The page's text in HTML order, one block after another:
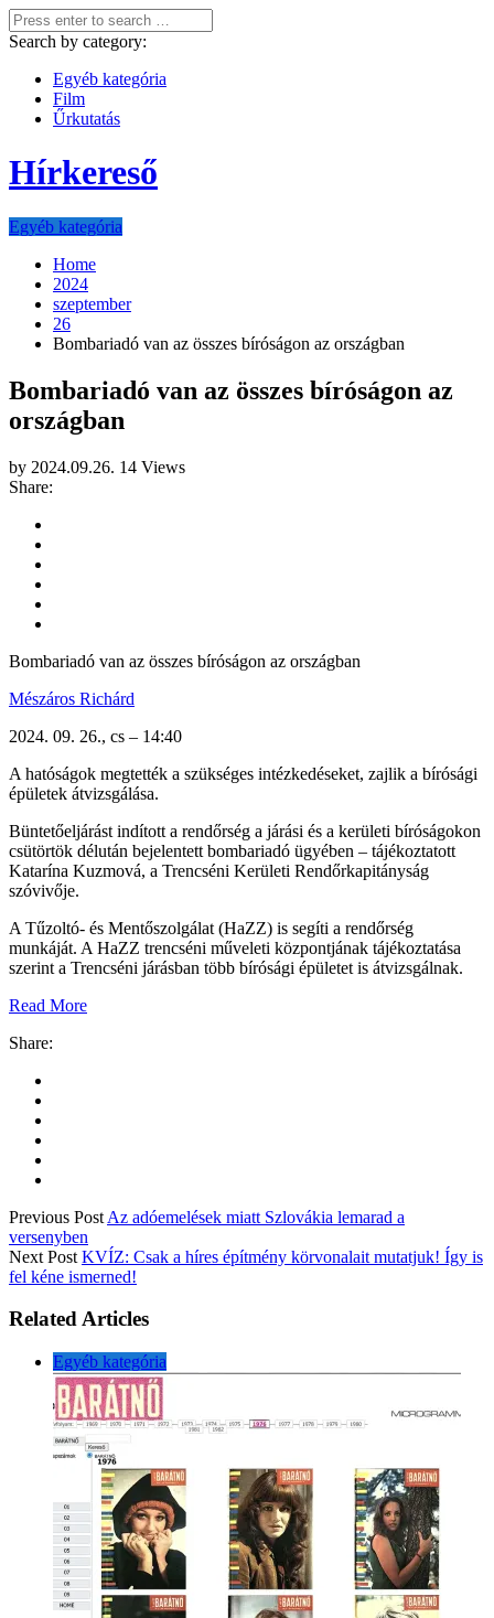
Search by category:
Egyéb kategória
Film
Űrkutatás
Hírkereső
Egyéb kategória
Home
2024
szeptember
26
Bombariadó van az összes bíróságon az országban
Bombariadó van az összes bíróságon az
országban
by 2024.09.26. 14 Views
Share:
Bombariadó van az összes bíróságon az országban
Mészáros Richárd
2024. 09. 26., cs – 14:40
A hatóságok megtették a szükséges intézkedéseket, zajlik a bírósági
épületek átvizsgálása.
Büntetőeljárást indított a rendőrség a járási és a kerületi bíróságokon
csütörtök délután bejelentett bombariadó ügyében – tájékoztatott
Katarína Kuzmová, a Trencséni Kerületi Rendőrkapitányság
szóvivője.
A Tűzoltó- és Mentőszolgálat (HaZZ) is segíti a rendőrség
munkáját. A HaZZ trencséni műveleti központjának tájékoztatása
szerint a Trencséni járásban több bírósági épületet is átvizsgálnak.
Read More
Share:
Previous Post Az adóemelések miatt Szlovákia lemarad a
versenyben
Next Post KVÍZ: Csak a híres építmény körvonalait mutatjuk! Így is
fel kéne ismerned!
Related Articles
Egyéb kategória